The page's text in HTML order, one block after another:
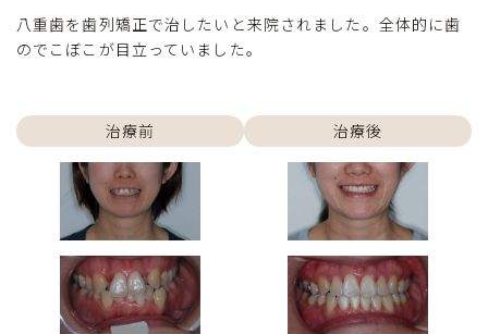
八重歯を歯列矯正で治したいと来院されました。全体的に歯
のでこぼこが目立っていました。
治療前 治療後